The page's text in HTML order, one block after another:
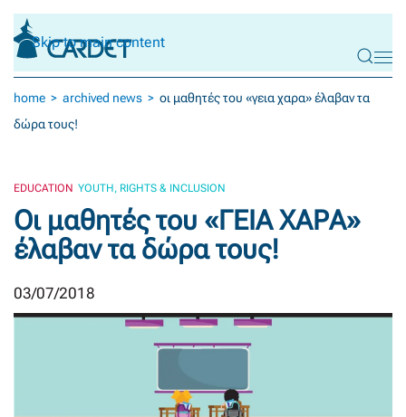
Skip to main content
home archived news
οι μαθητές του «γεια χαρα» έλαβαν τα
δώρα τους!
EDUCATION YOUTH, RIGHTS & INCLUSION
Οι μαθητές του «ΓΕΙΑ ΧΑΡΑ»
έλαβαν τα δώρα τους!
03/07/2018